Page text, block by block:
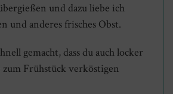
und dazu liebe ich
und anderes frisches Obst.
gemacht, dass du auch locker
zum Frühstück verköstigen